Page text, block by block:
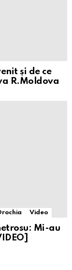
și de ce
R.Moldova
Video
Mi-au